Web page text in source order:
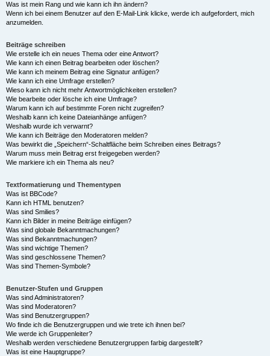
Was ist mein Rang und wie kann ich ihn ändern?
Wenn ich bei einem Benutzer auf den E-Mail-Link klicke, werde ich aufgefordert, mich
anzumelden.
Beiträge schreiben
Wie erstelle ich ein neues Thema oder eine Antwort?
Wie kann ich einen Beitrag bearbeiten oder löschen?
Wie kann ich meinem Beitrag eine Signatur anfügen?
Wie kann ich eine Umfrage erstellen?
Wieso kann ich nicht mehr Antwortmöglichkeiten erstellen?
Wie bearbeite oder lösche ich eine Umfrage?
Warum kann ich auf bestimmte Foren nicht zugreifen?
Weshalb kann ich keine Dateianhänge anfügen?
Weshalb wurde ich verwarnt?
Wie kann ich Beiträge den Moderatoren melden?
Was bewirkt die „Speichern“-Schaltfläche beim Schreiben eines Beitrags?
Warum muss mein Beitrag erst freigegeben werden?
Wie markiere ich ein Thema als neu?
Textformatierung und Thementypen
Was ist BBCode?
Kann ich HTML benutzen?
Was sind Smilies?
Kann ich Bilder in meine Beiträge einfügen?
Was sind globale Bekanntmachungen?
Was sind Bekanntmachungen?
Was sind wichtige Themen?
Was sind geschlossene Themen?
Was sind Themen-Symbole?
Benutzer-Stufen und Gruppen
Was sind Administratoren?
Was sind Moderatoren?
Was sind Benutzergruppen?
Wo finde ich die Benutzergruppen und wie trete ich ihnen bei?
Wie werde ich Gruppenleiter?
Weshalb werden verschiedene Benutzergruppen farbig dargestellt?
Was ist eine Hauptgruppe?